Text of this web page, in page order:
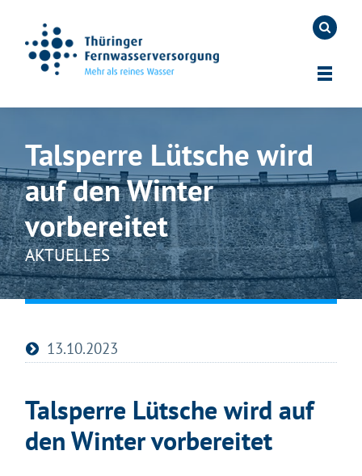
Talsperre Lütsche wird
auf den Winter
vorbereitet
AKTUELLES
13.10.2023
Talsperre Lütsche wird auf
den Winter vorbereitet